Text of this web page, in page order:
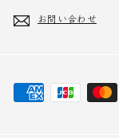
お問い合わせ